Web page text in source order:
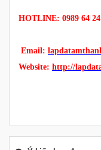
HOTLINE: 0989 64
Email:
Website: http://